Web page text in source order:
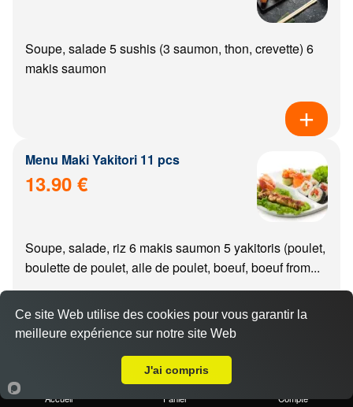
Soupe, salade 5 sushis (3 saumon, thon, crevette) 6
makis saumon
Menu Maki Yakitori 11 pcs
13.90 €
Soupe, salade, riz 6 makis saumon 5 yakitoris (poulet,
boulette de poulet, aile de poulet, boeuf, boeuf from...
Menu california Yakitori 11 pcs
Accueil Panier Compte
Ce site Web utilise des cookies pour vous garantir la
meilleure expérience sur notre site Web
J'ai compris